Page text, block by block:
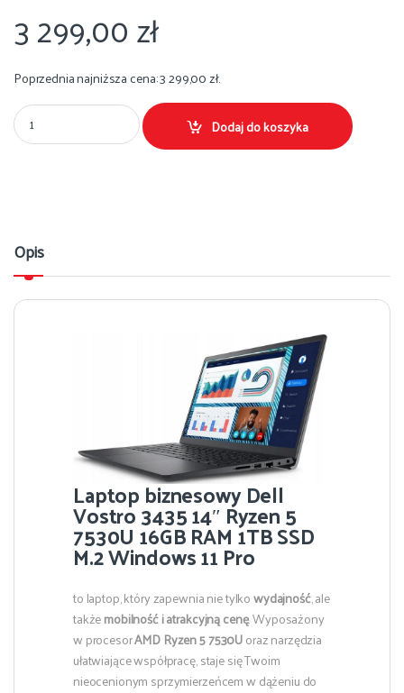
3 299,00zł
Poprzednia najniższa cena:3 299,00zł.
Laptop biznesowy Dell Vostro 3435 14" RYZEN 5 7530U 16GB 1TB W11
Dodaj do koszyka
Opis
Laptop biznesowy Dell
Vostro 3435 14″ Ryzen 5
7530U 16GB RAM 1TB SSD
M.2 Windows 11 Pro
to laptop, który zapewnia nie tylkowydajność, ale
takżemobilność i atrakcyjną cenę. Wyposażony
w procesorAMD Ryzen 5 7530Uoraz narzędzia
ułatwiające współpracę, staje się Twoim
nieocenionym sprzymierzeńcem w dążeniu do